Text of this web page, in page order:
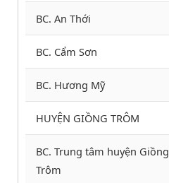
BC. An Thới
BC. Cẩm Sơn
BC. Hương Mỹ
HUYỆN GIỒNG TRÔM
BC. Trung tâm huyện Giồng
Trôm